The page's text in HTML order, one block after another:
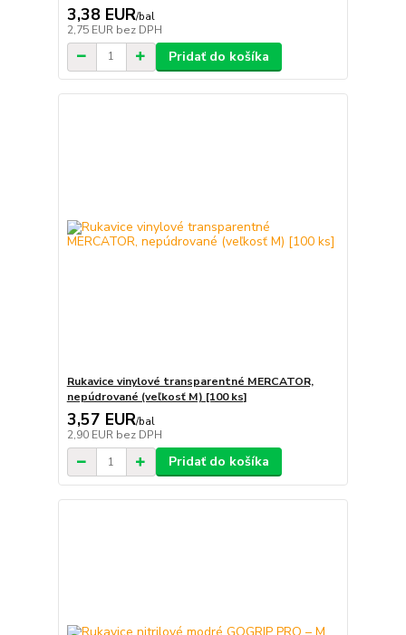
3,38 EUR/bal
2,75 EUR bez DPH
Pridať do košíka
Rukavice vinylové transparentné MERCATOR,
nepúdrované (veľkosť M) [100 ks]
3,57 EUR/bal
2,90 EUR bez DPH
Pridať do košíka